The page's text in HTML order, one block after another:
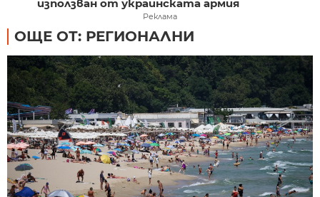
използван от украинската армия
Реклама
ОЩЕ ОТ: РЕГИОНАЛНИ